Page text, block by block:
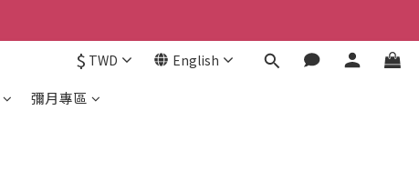
$ TWD English
彌月專區